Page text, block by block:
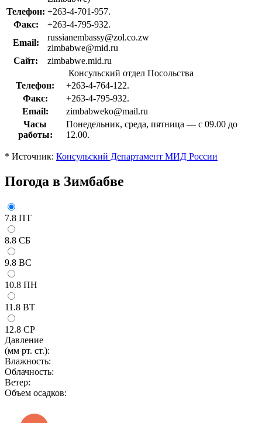
Телефон: +263-4-701-957.
Факс:
+263-4-795-932.
Email:
russianembassy@zol.co.zw
zimbabwe@mid.ru
Сайт:
zimbabwe.mid.ru
Консульский отдел Посольства
Телефон:
+263-4-764-122.
Факс:
+263-4-795-932.
Email:
zimbabweko@mail.ru
Часы
работы:
Понедельник, среда, пятница — с 09.00 до
12.00.
* Источник: Консульский Департамент МИД России
Погода в Зимбабве
7.8 ПТ
8.8 СБ
9.8 ВС
10.8 ПН
11.8 ВТ
12.8 СР
Давление
(мм рт. ст.):
Влажность:
Облачность:
Ветер:
Объем осадков: